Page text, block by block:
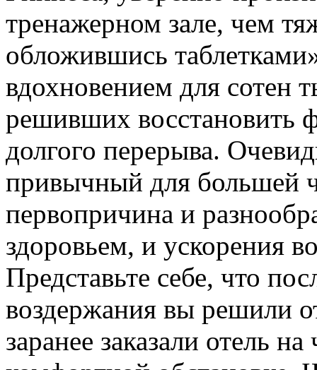
тренажерном зале, чем
обложившись
вдохновением для сотен
решивших восстановить
долгого перерыва.
привычный для большей
первопричина и
здоровьем, и ускорения
Представьте себе, что
воздержания вы решили
заранее заказали отель